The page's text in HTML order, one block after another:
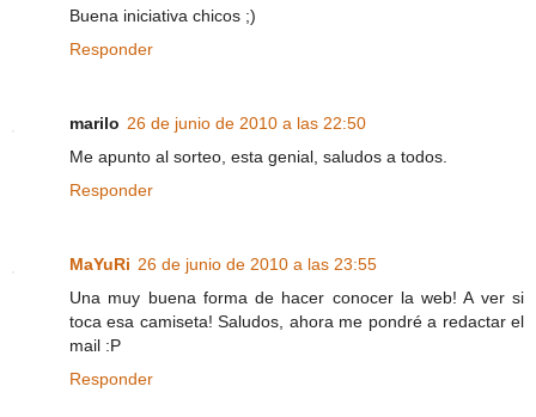
Buena iniciativa chicos ;)
Responder
marilo 26 de junio de 2010 a las 22:50
Me apunto al sorteo, esta genial, saludos a todos.
Responder
MaYuRi 26 de junio de 2010 a las 23:55
Una muy buena forma de hacer conocer la web! A ver si
toca esa camiseta! Saludos, ahora me pondré a redactar el
mail :P
Responder